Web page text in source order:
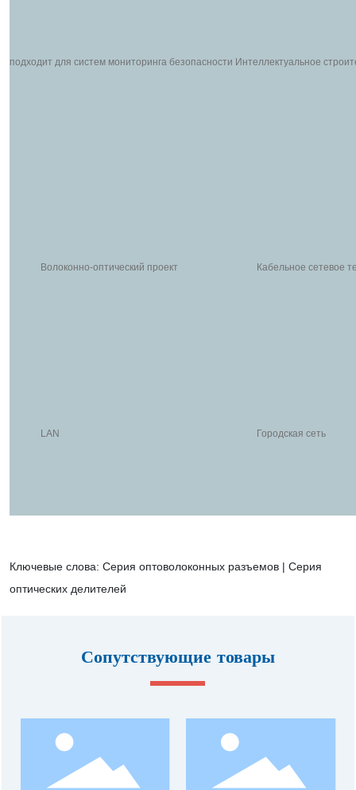
Кабельное сетевое
Городская сеть
подходит для систем мониторинга безопасности Интеллектуальное
Волоконно-оптический проект
LAN
Ключевые слова:Серия оптоволоконных разъемов | Серия
оптических делителей
Сопутствующие товары